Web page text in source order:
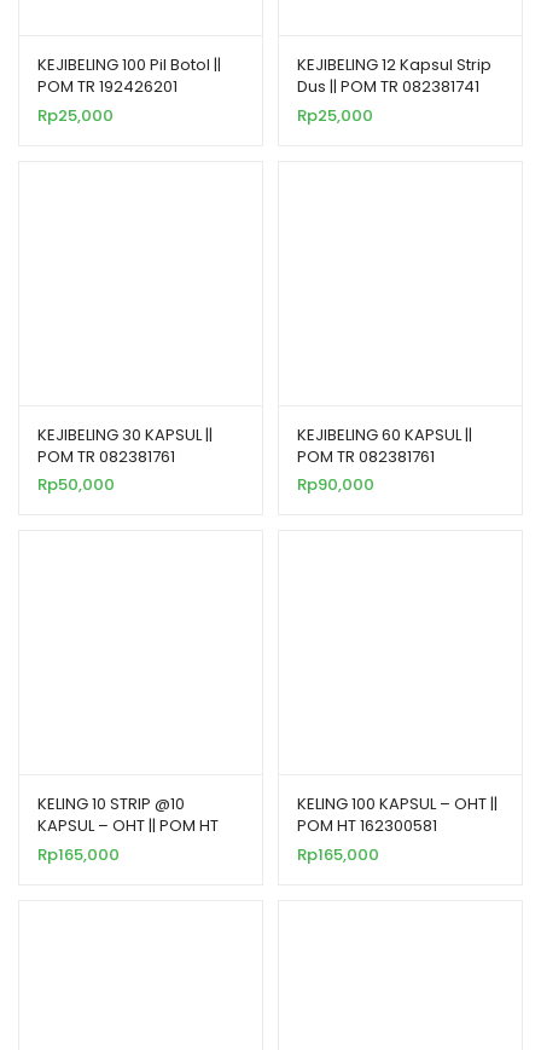
KEJIBELING 100 Pil Botol ||
POM TR 192426201
Rp25,000
KEJIBELING 12 Kapsul Strip
Dus || POM TR 082381741
Rp25,000
KEJIBELING 30 KAPSUL ||
POM TR 082381761
Rp50,000
KEJIBELING 60 KAPSUL ||
POM TR 082381761
Rp90,000
KELING 10 STRIP @10
KAPSUL – OHT || POM HT
162300581
Rp165,000
KELING 100 KAPSUL – OHT ||
POM HT 162300581
Rp165,000